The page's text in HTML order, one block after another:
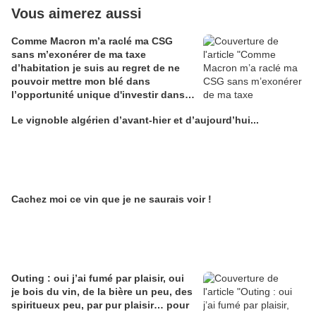
Vous aimerez aussi
Comme Macron m’a raclé ma CSG
sans m’exonérer de ma taxe
d’habitation je suis au regret de ne
pouvoir mettre mon blé dans
l’opportunité unique d'investir dans
Alain Edouard
Le vignoble algérien d’avant-hier et d’aujourd’hui...
Cachez moi ce vin que je ne saurais voir !
Outing : oui j’ai fumé par plaisir, oui
je bois du vin, de la bière un peu, des
spiritueux peu, par pur plaisir… pour